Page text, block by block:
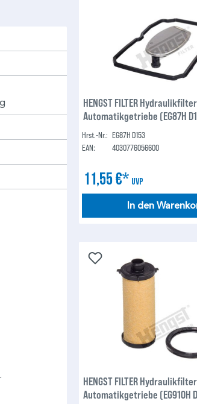
HENGST FILTER
Automatikgetriebe (EG87H
Hrst.-Nr.: EG87H D153
EAN:
4030776056600
11,55 €* UVP
In den
HENGST FILTER
Automatikgetriebe (EG910H